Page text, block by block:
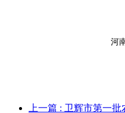
河
上一篇 : 卫辉市第一批